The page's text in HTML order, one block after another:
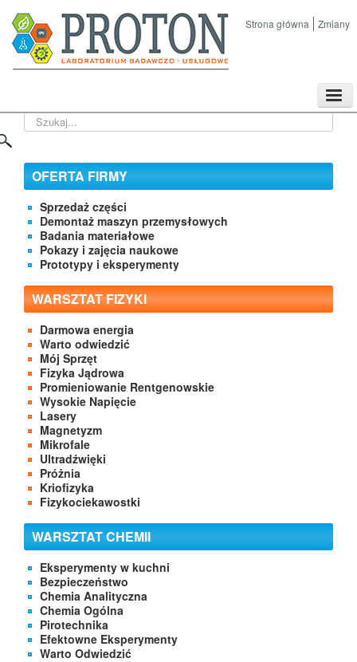
Strona główna Zmiany
Kontakt
Szukaj...
OFERTA FIRMY
Sprzedaż części
Demontaż maszyn przemysłowych
Badania materiałowe
Pokazy i zajęcia naukowe
Prototypy i eksperymenty
WARSZTAT FIZYKI
Darmowa energia
Warto odwiedzić
Mój Sprzęt
Fizyka Jądrowa
Promieniowanie Rentgenowskie
Wysokie Napięcie
Lasery
Magnetyzm
Mikrofale
Ultradźwięki
Próżnia
Kriofizyka
Fizykociekawostki
WARSZTAT CHEMII
Eksperymenty w kuchni
Bezpieczeństwo
Chemia Analityczna
Chemia Ogólna
Pirotechnika
Efektowne Eksperymenty
Warto Odwiedzić